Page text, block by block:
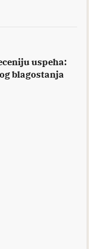
uspeha:
blagostanja